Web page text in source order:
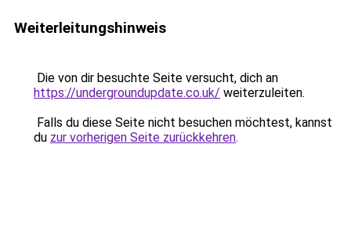
Weiterleitungshinweis
Die von dir besuchte Seite versucht, dich an
https://undergroundupdate.co.uk/ weiterzuleiten.
Falls du diese Seite nicht besuchen möchtest, kannst
du zur vorherigen Seite zurückkehren.